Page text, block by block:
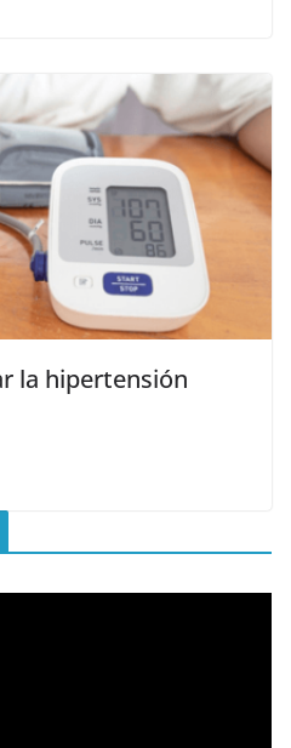
la hipertensión